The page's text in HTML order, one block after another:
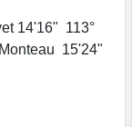
14'16" 113°
15'24"